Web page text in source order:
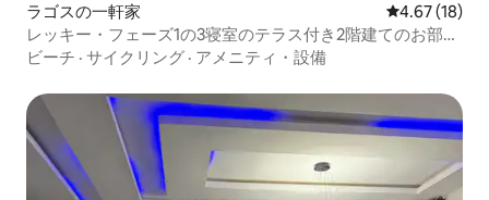
ラゴスの一軒家 レビュー18
4.67 (18)
レッキー・フェーズ1の3寝室のテラス付き2階建てのお部屋
| 高速Wi-Fi
ビーチ · サイクリング · アメニティ・設備